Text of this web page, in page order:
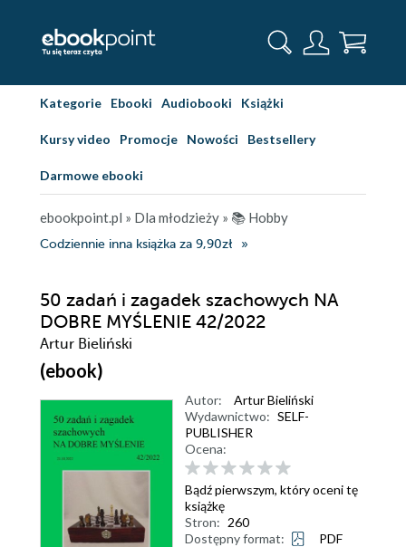
Kategorie Ebooki Audiobooki Książki
Kursy video Promocje Nowości Bestsellery
Darmowe ebooki
ebookpoint.pl » Dla młodzieży » 📚 Hobby
Codziennie inna książka za 9,90zł
50 zadań i zagadek szachowych NA
DOBRE MYŚLENIE 42/2022
Artur Bieliński
(ebook)
Autor:
Artur Bieliński
Wydawnictwo: SELF-
PUBLISHER
Ocena:
Bądź pierwszym, który oceni tę
książkę
Stron: 260
Dostępny format:
PDF